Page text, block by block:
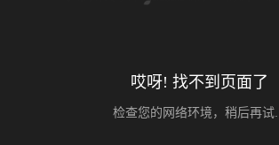
哎呀! 找不到页面了
检查您的网络环境，稍后再试...